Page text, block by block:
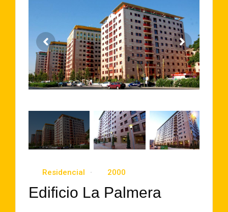
Residencial 2000
Edificio La Palmera